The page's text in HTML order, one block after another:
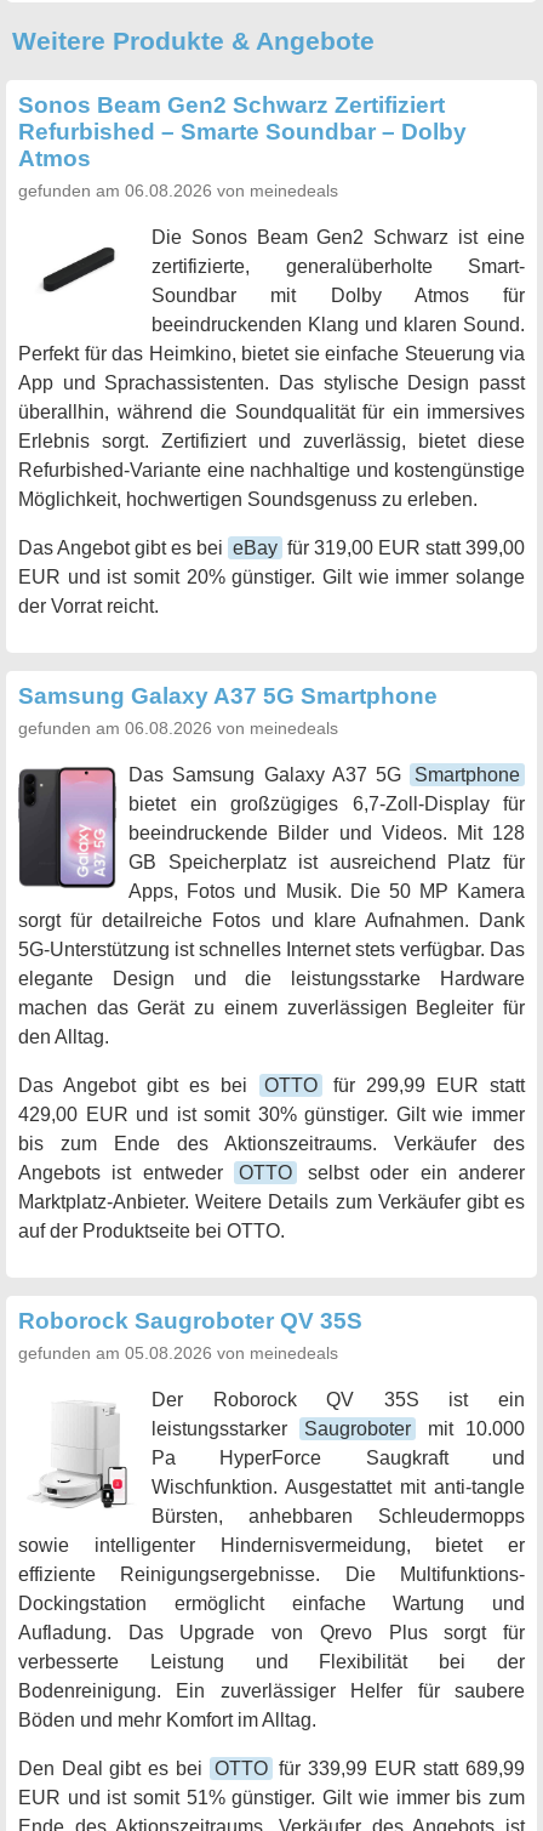
Weitere Produkte & Angebote
Sonos Beam Gen2 Schwarz Zertifiziert
Refurbished – Smarte Soundbar – Dolby
Atmos
gefunden am 06.08.2026 von meinedeals
Die Sonos Beam Gen2 Schwarz ist eine
zertifizierte, generalüberholte Smart-
Soundbar mit Dolby Atmos für
beeindruckenden Klang und klaren Sound.
Perfekt für das Heimkino, bietet sie einfache Steuerung via
App und Sprachassistenten. Das stylische Design passt
überallhin, während die Soundqualität für ein immersives
Erlebnis sorgt. Zertifiziert und zuverlässig, bietet diese
Refurbished-Variante eine nachhaltige und kostengünstige
Möglichkeit, hochwertigen Soundsgenuss zu erleben.
Das Angebot gibt es bei eBay für 319,00 EUR statt 399,00
EUR und ist somit 20% günstiger. Gilt wie immer solange
der Vorrat reicht.
Samsung Galaxy A37 5G Smartphone
gefunden am 06.08.2026 von meinedeals
Das Samsung Galaxy A37 5G
Smartphone
bietet ein großzügiges 6,7-Zoll-Display für
beeindruckende Bilder und Videos. Mit 128
GB Speicherplatz ist ausreichend Platz für
Apps, Fotos und Musik. Die 50 MP Kamera
sorgt für detailreiche Fotos und klare Aufnahmen. Dank
5G-Unterstützung ist schnelles Internet stets verfügbar. Das
elegante Design und die leistungsstarke Hardware
machen das Gerät zu einem zuverlässigen Begleiter für
den Alltag.
Das Angebot gibt es bei OTTO
für 299,99 EUR statt
429,00 EUR und ist somit 30% günstiger. Gilt wie immer
bis zum Ende des Aktionszeitraums. Verkäufer des
Angebots ist entweder
OTTO
selbst oder ein anderer
Marktplatz-Anbieter. Weitere Details zum Verkäufer gibt es
auf der Produktseite bei OTTO.
Roborock Saugroboter QV 35S
gefunden am 05.08.2026 von meinedeals
Der Roborock QV 35S ist ein
leistungsstarker
Saugroboter
mit 10.000
Pa HyperForce Saugkraft und
Wischfunktion. Ausgestattet mit anti-tangle
Bürsten, anhebbaren Schleudermopps
sowie intelligenter Hindernisvermeidung, bietet er
effiziente Reinigungsergebnisse. Die Multifunktions-
Dockingstation ermöglicht einfache Wartung und
Aufladung. Das Upgrade von Qrevo Plus sorgt für
verbesserte Leistung und Flexibilität bei der
Bodenreinigung. Ein zuverlässiger Helfer für saubere
Böden und mehr Komfort im Alltag.
Den Deal gibt es bei OTTO für 339,99 EUR statt 689,99
EUR und ist somit 51% günstiger. Gilt wie immer bis zum